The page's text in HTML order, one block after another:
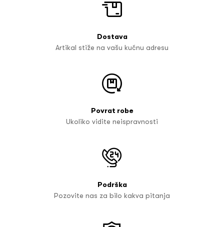
Dostava
Artikal stiže na vašu kućnu adresu
Povrat robe
Ukoliko vidite neispravnosti
Podrška
Pozovite nas za bilo kakva pitanja